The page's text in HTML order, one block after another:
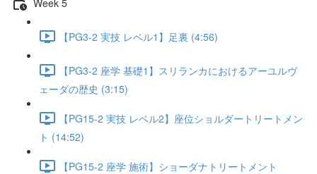
【PG3-2 実技 レベル1】足裏 (4:56)
【PG3-2 座学 基礎1】スリランカにおけるアーユルヴ
ェーダの歴史 (3:15)
【PG15-2 実技 レベル2】座位ショルダートリートメン
ト (14:52)
【PG15-2 座学 施術】ショーダナトリートメント